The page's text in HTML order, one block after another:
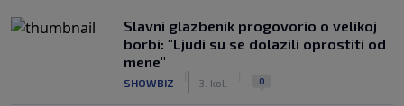
Slavni glazbenik progovorio o velikoj
borbi: "Ljudi su se dolazili oprostiti od
mene"
SHOWBIZ 3. kol. 0